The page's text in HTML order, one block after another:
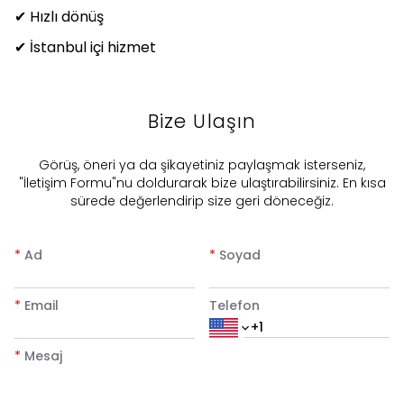
✔ Hızlı dönüş
✔ İstanbul içi hizmet
Bize Ulaşın
​Görüş, öneri ya da şikayetiniz paylaşmak isterseniz,
"İletişim Formu"nu doldurarak bize ulaştırabilirsiniz. En kısa
sürede değerlendirip size geri döneceğiz.
* Ad * Soyad
* Email Telefon
* Mesaj